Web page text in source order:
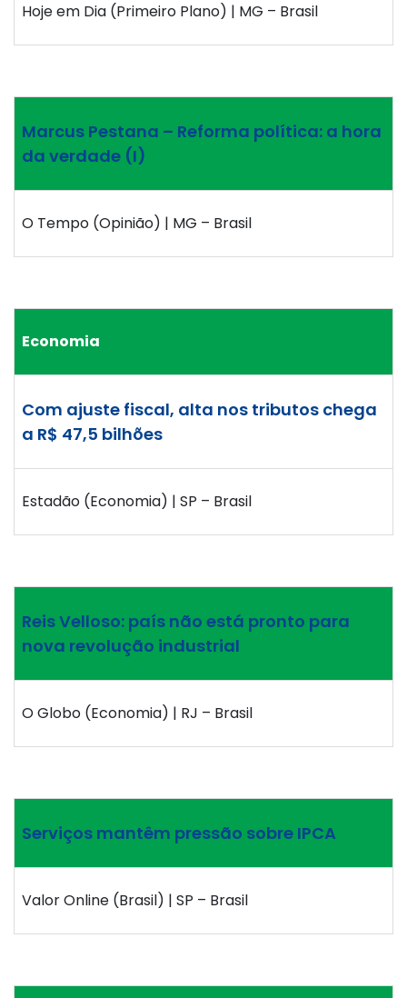
Hoje em Dia (Primeiro Plano) | MG – Brasil
Marcus Pestana – Reforma política: a hora
da verdade (I)
O Tempo (Opinião) | MG – Brasil
Economia
Com ajuste fiscal, alta nos tributos chega
a R$ 47,5 bilhões
Estadão (Economia) | SP – Brasil
Reis Velloso: país não está pronto para
nova revolução industrial
O Globo (Economia) | RJ – Brasil
Serviços mantêm pressão sobre IPCA
Valor Online (Brasil) | SP – Brasil